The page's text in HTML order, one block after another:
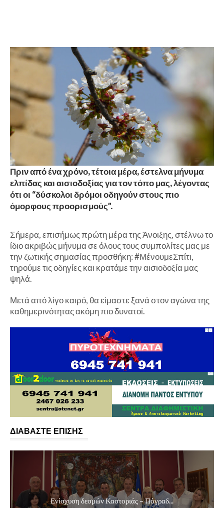
Πριν από ένα χρόνο, τέτοια μέρα, έστελνα μήνυμα
ελπίδας και αισιοδοξίας για τον τόπο μας, λέγοντας
ότι οι “δύσκολοι δρόμοι οδηγούν στους πιο
όμορφους προορισμούς”.
Σήμερα, επισήμως πρώτη μέρα της Άνοιξης, στέλνω το
ίδιο ακριβώς μήνυμα σε όλους τους συμπολίτες μας με
την ζωτικής σημασίας προσθήκη: #ΜένουμεΣπίτι,
τηρούμε τις οδηγίες και κρατάμε την αισιοδοξία μας
ψηλά.
Μετά από λίγο καιρό, θα είμαστε ξανά στον αγώνα της
καθημερινότητας ακόμη πιο δυνατοί.
ΔΙΑΒΑΣΤΕ ΕΠΙΣΗΣ
Ενίσχυση δεσμών Καστοριάς – Πόγραδ...